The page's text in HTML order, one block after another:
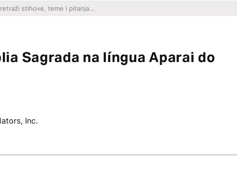
Sagrada na língua Aparai do
Inc.